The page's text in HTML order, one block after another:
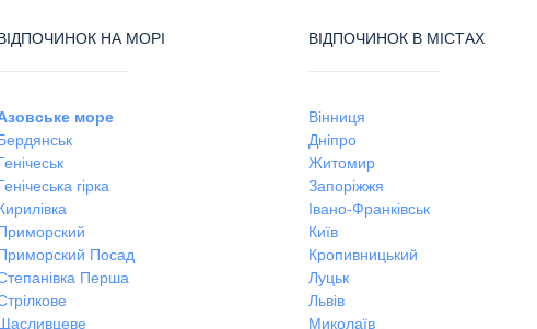
НА МОРІ
море
гірка
Посад
Перша
ВІДПОЧИНОК В МІСТАХ
Вінниця
Дніпро
Житомир
Запоріжжя
Івано-Франківськ
Київ
Кропивницький
Луцьк
Львів
Миколаїв